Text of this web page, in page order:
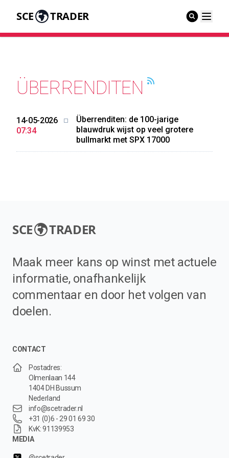
SCE TRADER
ÜBERRENDITEN
14-05-2026
07:34
Überrenditen: de 100-jarige
blauwdruk wijst op veel grotere
bullmarkt met SPX 17000
SCE TRADER
Maak meer kans op winst met actuele
informatie, onafhankelijk
commentaar en door het volgen van
doelen.
CONTACT
Postadres:
Olmenlaan 144
1404 DH Bussum
Nederland
info@scetrader.nl
+31 (0)6 - 29 01 69 30
KvK: 91139953
MEDIA